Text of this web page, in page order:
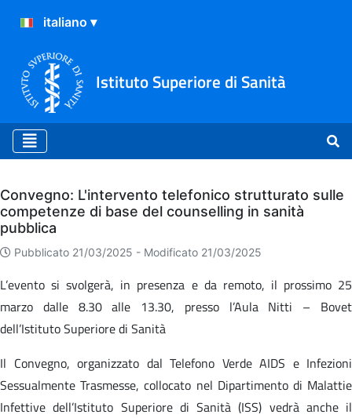
Istituto Superiore di Sanità
Archivio
Convegno: L'intervento telefonico strutturato sulle
competenze di base del counselling in sanità
pubblica
Pubblicato 21/03/2025 - Modificato 21/03/2025
L’evento si svolgerà, in presenza e da remoto, il prossimo 25
marzo dalle 8.30 alle 13.30, presso l’Aula Nitti – Bovet
dell’Istituto Superiore di Sanità
Il Convegno, organizzato dal Telefono Verde AIDS e Infezioni
Sessualmente Trasmesse, collocato nel Dipartimento di Malattie
Infettive dell’Istituto Superiore di Sanità (ISS) vedrà anche il